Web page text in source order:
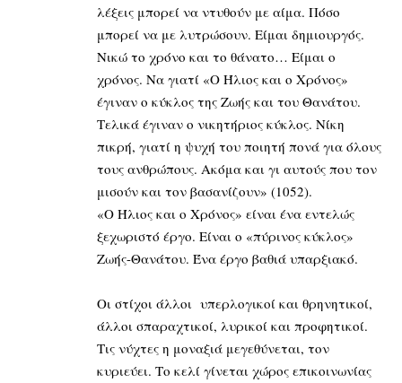
λέξεις μπορεί να ντυθούν με αίμα. Πόσο
μπορεί να με λυτρώσουν. Είμαι δημιουργός.
Νικώ το χρόνο και το θάνατο… Είμαι ο
χρόνος. Να γιατί «Ο Ήλιος και ο Χρόνος»
έγιναν ο κύκλος της Ζωής και του Θανάτου.
Τελικά έγιναν ο νικητήριος κύκλος. Νίκη
πικρή, γιατί η ψυχή του ποιητή πονά για όλους
τους ανθρώπους. Ακόμα και γι αυτούς που τον
μισούν και τον βασανίζουν» (1052).
«Ο Ήλιος και ο Χρόνος» είναι ένα εντελώς
ξεχωριστό έργο. Είναι ο «πύρινος κύκλος»
Ζωής-Θανάτου. Ένα έργο βαθιά υπαρξιακό.
Οι στίχοι άλλοι υπερλογικοί και θρηνητικοί,
άλλοι σπαραχτικοί, λυρικοί και προφητικοί.
Τις νύχτες η μοναξιά μεγεθύνεται, τον
κυριεύει. Το κελί γίνεται χώρος επικοινωνίας